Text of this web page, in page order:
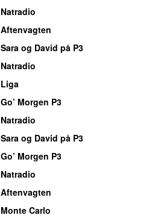
Natradio
Aftenvagten
Sara og David på P3
Natradio
Liga
Go’ Morgen P3
Natradio
Sara og David på P3
Go’ Morgen P3
Natradio
Aftenvagten
Monte Carlo